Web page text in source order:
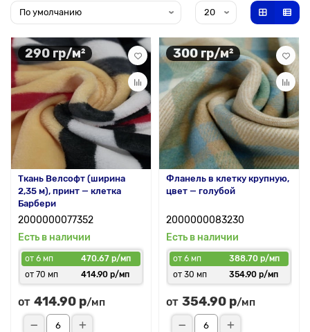
290 гр/м²
Ткань Велсофт (ширина
2,35 м), принт — клетка
Барбери
2000000077352
Есть в наличии
от 6 мп
470.67 р/мп
от 70 мп
414.90 р/мп
от 414.90 р/мп
300 гр/м²
Фланель в клетку крупную,
цвет — голубой
2000000083230
Есть в наличии
от 6 мп
388.70 р/мп
от 30 мп
354.90 р/мп
от 354.90 р/мп